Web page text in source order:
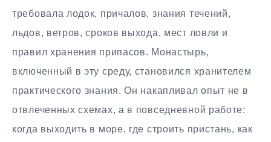
требовала лодок, причалов, знания течений,
льдов, ветров, сроков выхода, мест ловли и
правил хранения припасов. Монастырь,
включенный в эту среду, становился хранителем
практического знания. Он накапливал опыт не в
отвлеченных схемах, а в повседневной работе:
когда выходить в море, где строить пристань, как